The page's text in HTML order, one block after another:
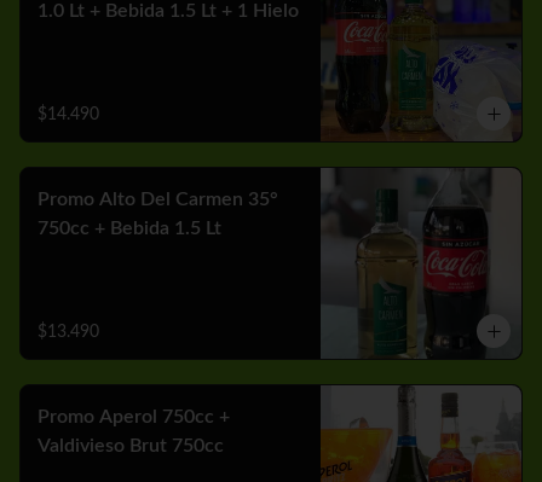
1.0 Lt + Bebida 1.5 Lt + 1 Hielo
$14.490
Promo Alto Del Carmen 35°
750cc + Bebida 1.5 Lt
$13.490
Promo Aperol 750cc +
Valdivieso Brut 750cc